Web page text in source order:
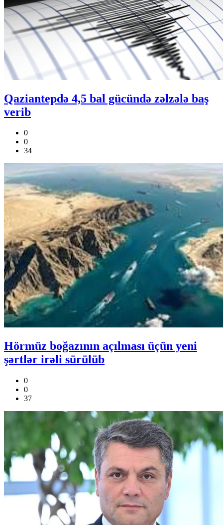
Qaziantepdə 4,5 bal gücündə zəlzələ baş
verib
0
0
34
Hörmüz boğazının açılması üçün yeni
şərtlər irəli sürülüb
0
0
37